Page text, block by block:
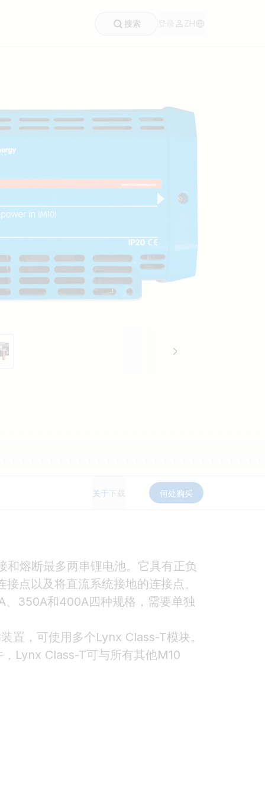
搜索 登录 ZH
关于 下载 何处购买
熔断最多两串锂电池。它具有正负
点以及将直流系统接地的连接点。
350A和400A四种规格，需要单独
置，可使用多个Lynx Class-T模块。
Lynx Class-T可与所有其他M10